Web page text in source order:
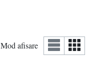
Mod afisare